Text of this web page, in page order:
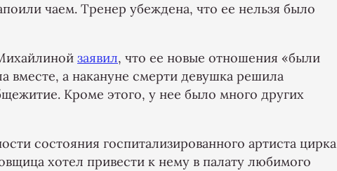
чаем. Тренер убеждена, что ее нельзя было
заявил, что ее новые отношения «были
вместе, а накануне смерти девушка решила
Кроме этого, у нее было много других
состояния госпитализированного артиста цирка
хотел привести к нему в палату любимого